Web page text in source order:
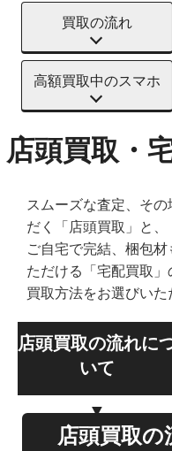
買取の流れ
高額買取中のスマホ
店頭買取・
スムーズな査定、そ
だく「店頭買取」と、
ご自宅で完結、梱包
ただける「宅配買取
買取方法をお選びいた
店頭買取の流れに
いて
店頭買取